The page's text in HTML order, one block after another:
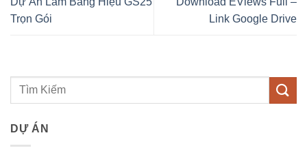
Trọn Gói
Link Google Drive
DỰ ÁN